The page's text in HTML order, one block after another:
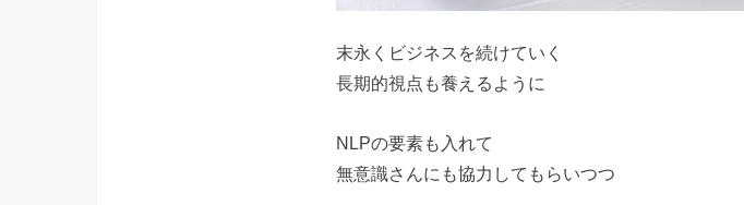
末永くビジネスを続けていく
長期的視点も養えるように
NLPの要素も入れて
無意識さんにも協力してもらいつつ